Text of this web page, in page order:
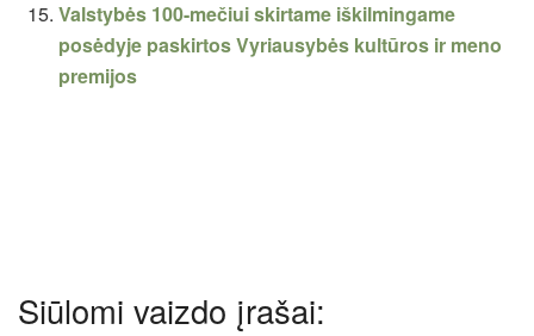
Valstybės 100-mečiui skirtame iškilmingame
posėdyje paskirtos Vyriausybės kultūros ir meno
premijos
Siūlomi vaizdo įrašai: